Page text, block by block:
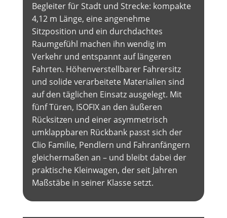
Begleiter für Stadt und Strecke: kompakte
4,12 m Länge, eine angenehme
Sitzposition und ein durchdachtes
Raumgefühl machen ihn wendig im
Verkehr und entspannt auf längeren
Fahrten. Höhenverstellbarer Fahrersitz
und solide verarbeitete Materialien sind
auf den täglichen Einsatz ausgelegt. Mit
fünf Türen, ISOFIX an den äußeren
Rücksitzen und einer asymmetrisch
umklappbaren Rückbank passt sich der
Clio Familie, Pendlern und Fahranfängern
gleichermaßen an – und bleibt dabei der
praktische Kleinwagen, der seit Jahren
Maßstäbe in seiner Klasse setzt.